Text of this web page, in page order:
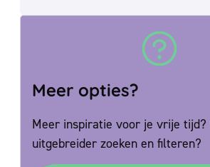
Meer opties?
Meer inspiratie voor je vrije tijd?
uitgebreider zoeken en filteren?